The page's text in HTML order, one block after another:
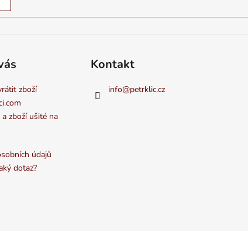
zboží
zboží ušité na
údajů
dotaz?
Kontakt
info@petrklic.cz